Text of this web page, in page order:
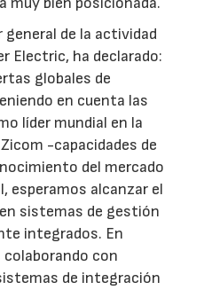
de la actividad
Electric, ha declarado:
globales de
en cuenta las
líder mundial en la
-capacidades de
del mercado
esperamos alcanzar el
sistemas de gestión
integrados. En
colaborando con
de integración